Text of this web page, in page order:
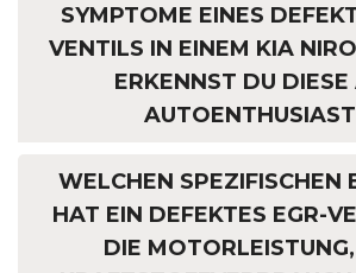
SYMPTOME EINES
VENTILS IN EINEM KIA
ERKENNST DU DIESE
WELCHEN SPEZIFISCHEN
HAT EIN DEFEKTES EGR-
DIE